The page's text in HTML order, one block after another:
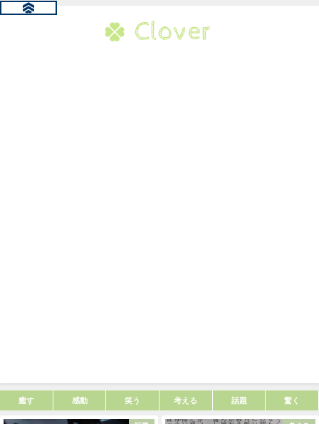
癒す 感動 笑う 考える 話題 驚く